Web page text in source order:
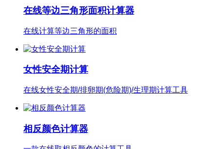
在线计算等边三角形的面积
女性安全期计算
在线女性安全期/排卵期(危险期)/生理期计算工具
相反颜色计算器
一款在线取相反颜色的计算工具